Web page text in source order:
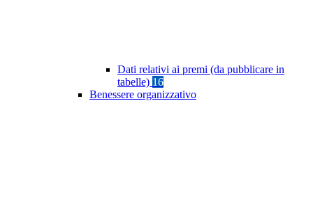
Dati relativi ai premi (da pubblicare in
tabelle) 16
Benessere organizzativo